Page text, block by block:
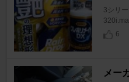
3シリ
6
メー